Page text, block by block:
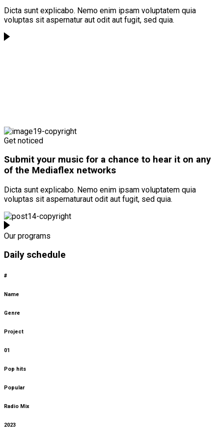
Dicta sunt explicabo. Nemo enim ipsam voluptatem quia
voluptas sit aspernatur aut odit aut fugit, sed quia.
Get noticed
Submit your music for a chance to hear it on any
of the Mediaflex networks
Dicta sunt explicabo. Nemo enim ipsam voluptatem quia
voluptas sit aspernaturaut odit aut fugit, sed quia.
Our programs
Daily schedule
#
Name
Genre
Project
01
Pop hits
Popular
Radio Mix
2023